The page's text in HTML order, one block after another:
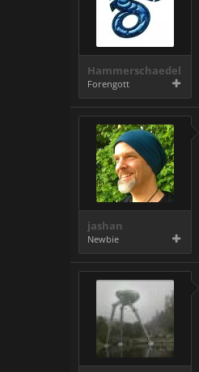
Hammerschaedel
Forengott
jashan
Newbie